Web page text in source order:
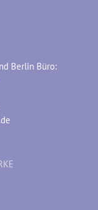
Berlin Büro: